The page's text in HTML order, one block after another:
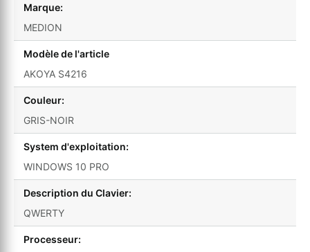
Marque:
MEDION
Modèle de l'article
AKOYA S4216
Couleur:
GRIS-NOIR
System d'exploitation:
WINDOWS 10 PRO
Description du Clavier:
QWERTY
Processeur: